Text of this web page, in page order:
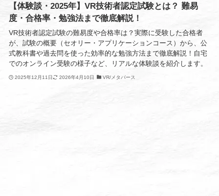
【体験談・2025年】VR技術者認定試験とは？ 難易
度・合格率・勉強法まで徹底解説！
VR技術者認定試験の難易度や合格率は？実際に受験した合格者
が、試験の概要（セオリー・アプリケーションコース）から、公
式教科書や過去問を使った効率的な勉強方法まで徹底解説！自宅
でのオンライン受験の様子など、リアルな体験談を紹介します。
2025年12月11日 2026年4月10日 VR/メタバース